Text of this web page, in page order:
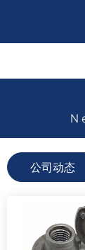
公司动态